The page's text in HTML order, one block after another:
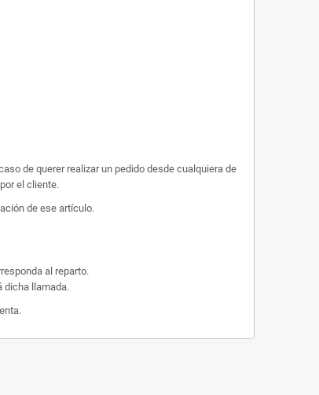
de querer realizar un pedido desde cualquiera de
el cliente.
de ese artículo.
al reparto.
dicha llamada.